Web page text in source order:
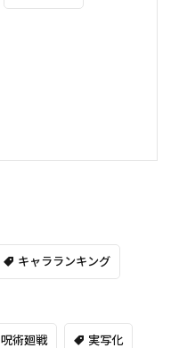
キャラランキング
呪術廻戦 実写化